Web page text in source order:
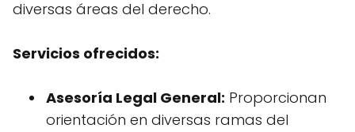
diversas áreas del derecho.
Servicios ofrecidos:
Asesoría Legal General: Proporcionan
orientación en diversas ramas del